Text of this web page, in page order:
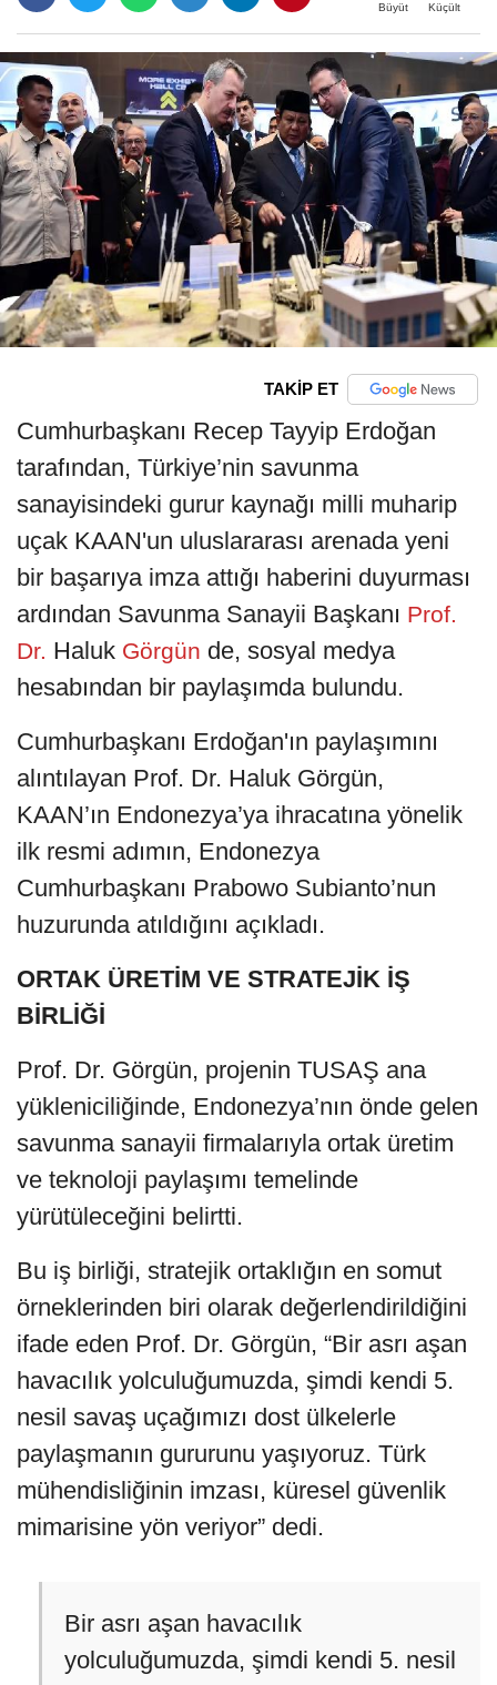
Büyüt Küçült
TAKİP ET
Cumhurbaşkanı Recep Tayyip Erdoğan
tarafından, Türkiye’nin savunma
sanayisindeki gurur kaynağı milli muharip
uçak KAAN'un uluslararası arenada yeni
bir başarıya imza attığı haberini duyurması
ardından Savunma Sanayii Başkanı Prof.
Dr. Haluk Görgün de, sosyal medya
hesabından bir paylaşımda bulundu.
Cumhurbaşkanı Erdoğan'ın paylaşımını
alıntılayan Prof. Dr. Haluk Görgün,
KAAN’ın Endonezya’ya ihracatına yönelik
ilk resmi adımın, Endonezya
Cumhurbaşkanı Prabowo Subianto’nun
huzurunda atıldığını açıkladı.
ORTAK ÜRETİM VE STRATEJİK İŞ
BİRLİĞİ
Prof. Dr. Görgün, projenin TUSAŞ ana
yükleniciliğinde, Endonezya’nın önde gelen
savunma sanayii firmalarıyla ortak üretim
ve teknoloji paylaşımı temelinde
yürütüleceğini belirtti.
Bu iş birliği, stratejik ortaklığın en somut
örneklerinden biri olarak değerlendirildiğini
ifade eden Prof. Dr. Görgün, “Bir asrı aşan
havacılık yolculuğumuzda, şimdi kendi 5.
nesil savaş uçağımızı dost ülkelerle
paylaşmanın gururunu yaşıyoruz. Türk
mühendisliğinin imzası, küresel güvenlik
mimarisine yön veriyor” dedi.
Bir asrı aşan havacılık
yolculuğumuzda, şimdi kendi 5. nesil